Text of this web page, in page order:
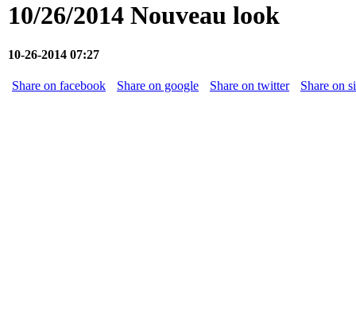
10/26/2014 Nouveau look
10-26-2014 07:27
Share on facebook Share on google Share on twitter Share on